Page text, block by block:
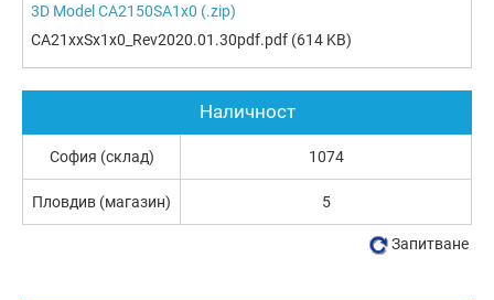
3D Model CA2150SA1x0 (.zip)
CA21xxSx1x0_Rev2020.01.30pdf.pdf (614 KB)
Наличност
София (склад) 1074
Пловдив (магазин) 5
Запитване